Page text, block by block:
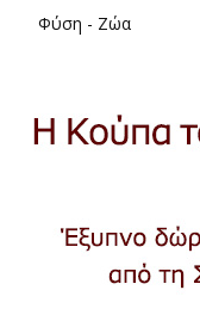
Φύση - Ζώα